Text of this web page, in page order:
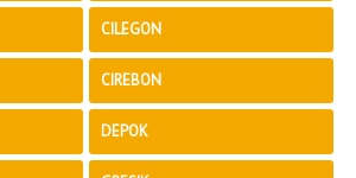
CILEGON
CIREBON
DEPOK